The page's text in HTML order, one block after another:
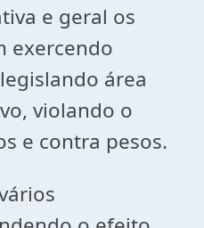
e geral os
exercendo
área
violando o
e contra pesos.